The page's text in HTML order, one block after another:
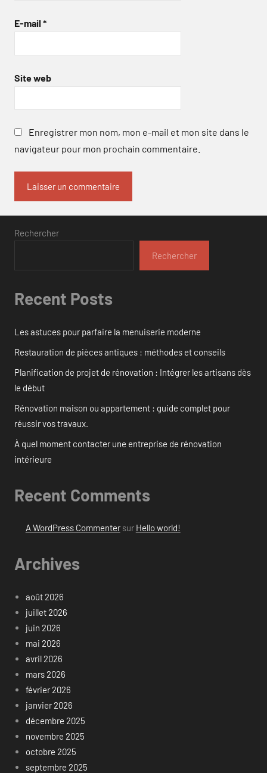
E-mail *
Site web
Enregistrer mon nom, mon e-mail et mon site dans le
navigateur pour mon prochain commentaire.
Rechercher
Rechercher
Recent Posts
Les astuces pour parfaire la menuiserie moderne
Restauration de pièces antiques : méthodes et conseils
Planification de projet de rénovation : Intégrer les artisans dès
le début
Rénovation maison ou appartement : guide complet pour
réussir vos travaux.
À quel moment contacter une entreprise de rénovation
intérieure
Recent Comments
A WordPress Commentersur Hello world!
Archives
août 2026
juillet 2026
juin 2026
mai 2026
avril 2026
mars 2026
février 2026
janvier 2026
décembre 2025
novembre 2025
octobre 2025
septembre 2025